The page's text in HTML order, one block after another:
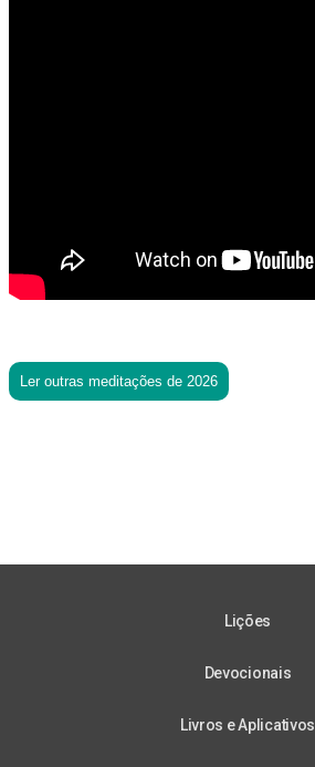
Ler outras meditações de 2026
Lições
Devocionais
Livros e Aplicativos